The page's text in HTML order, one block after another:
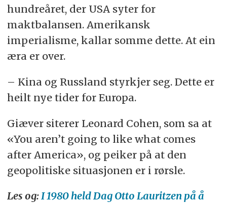
hundreåret, der USA syter for
maktbalansen. Amerikansk
imperialisme, kallar somme dette. At ein
æra er over.
– Kina og Russland styrkjer seg. Dette er
heilt nye tider for Europa.
Giæver siterer Leonard Cohen, som sa at
«You aren’t going to like what comes
after America», og peiker på at den
geopolitiske situasjonen er i rørsle.
Les og:I 1980 held Dag Otto Lauritzen på å